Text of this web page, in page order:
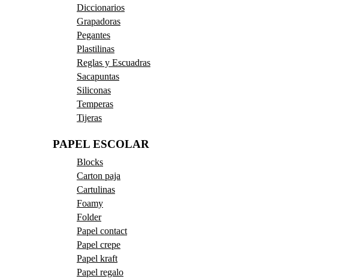
Diccionarios
Grapadoras
Pegantes
Plastilinas
Reglas y Escuadras
Sacapuntas
Siliconas
Temperas
Tijeras
PAPEL ESCOLAR
Blocks
Carton paja
Cartulinas
Foamy
Folder
Papel contact
Papel crepe
Papel kraft
Papel regalo